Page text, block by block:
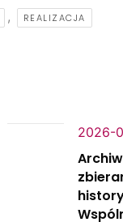
, REALIZACJA
2026-